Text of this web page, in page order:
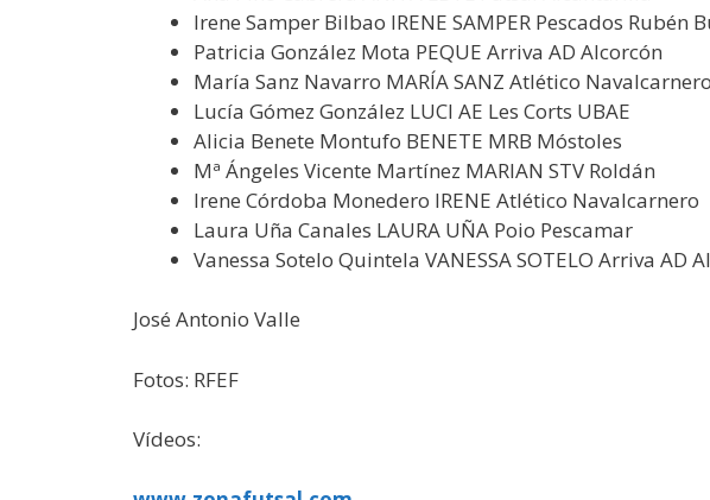
Irene Samper Bilbao IRENE SAMPER Pescados Rubén
Patricia González Mota PEQUE Arriva AD Alcorcón
María Sanz Navarro MARÍA SANZ Atlético Navalcarnero
Lucía Gómez González LUCI AE Les Corts UBAE
Alicia Benete Montufo BENETE MRB Móstoles
Mª Ángeles Vicente Martínez MARIAN STV Roldán
Irene Córdoba Monedero IRENE Atlético Navalcarnero
Laura Uña Canales LAURA UÑA Poio Pescamar
Vanessa Sotelo Quintela VANESSA SOTELO Arriva AD
José Antonio Valle
Fotos: RFEF
Vídeos: